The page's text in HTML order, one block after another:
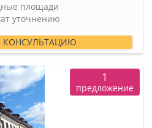
площади
уточнению
КОНСУЛЬТАЦИЮ
1
предложение